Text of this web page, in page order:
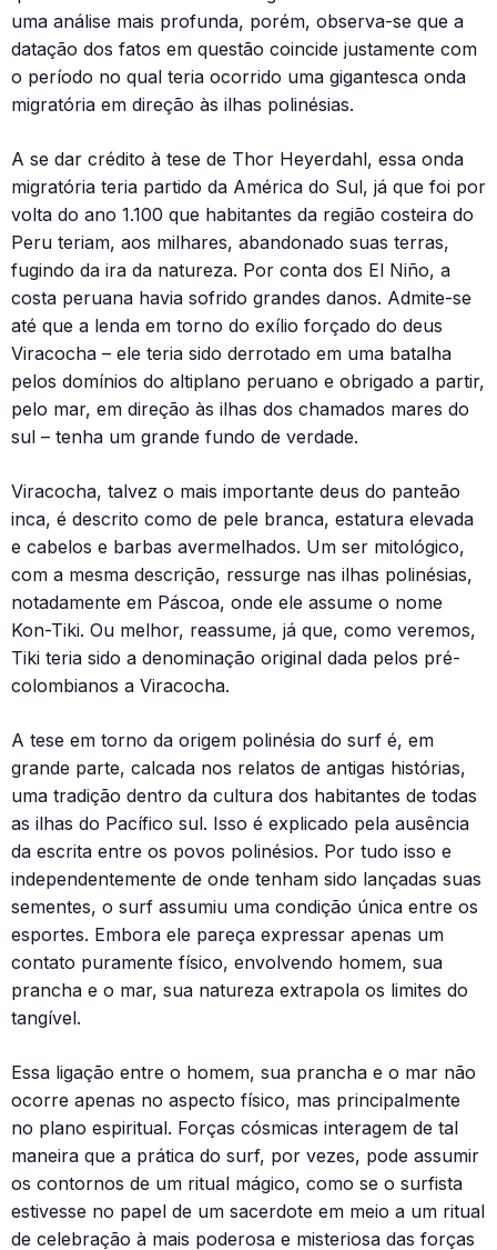
uma análise mais profunda, porém, observa-se que a
datação dos fatos em questão coincide justamente com
o período no qual teria ocorrido uma gigantesca onda
migratória em direção às ilhas polinésias.
A se dar crédito à tese de Thor Heyerdahl, essa onda
migratória teria partido da América do Sul, já que foi por
volta do ano 1.100 que habitantes da região costeira do
Peru teriam, aos milhares, abandonado suas terras,
fugindo da ira da natureza. Por conta dos El Niño, a
costa peruana havia sofrido grandes danos. Admite-se
até que a lenda em torno do exílio forçado do deus
Viracocha – ele teria sido derrotado em uma batalha
pelos domínios do altiplano peruano e obrigado a partir,
pelo mar, em direção às ilhas dos chamados mares do
sul – tenha um grande fundo de verdade.
Viracocha, talvez o mais importante deus do panteão
inca, é descrito como de pele branca, estatura elevada
e cabelos e barbas avermelhados. Um ser mitológico,
com a mesma descrição, ressurge nas ilhas polinésias,
notadamente em Páscoa, onde ele assume o nome
Kon-Tiki. Ou melhor, reassume, já que, como veremos,
Tiki teria sido a denominação original dada pelos pré-
colombianos a Viracocha.
A tese em torno da origem polinésia do surf é, em
grande parte, calcada nos relatos de antigas histórias,
uma tradição dentro da cultura dos habitantes de todas
as ilhas do Pacífico sul. Isso é explicado pela ausência
da escrita entre os povos polinésios. Por tudo isso e
independentemente de onde tenham sido lançadas suas
sementes, o surf assumiu uma condição única entre os
esportes. Embora ele pareça expressar apenas um
contato puramente físico, envolvendo homem, sua
prancha e o mar, sua natureza extrapola os limites do
tangível.
Essa ligação entre o homem, sua prancha e o mar não
ocorre apenas no aspecto físico, mas principalmente
no plano espiritual. Forças cósmicas interagem de tal
maneira que a prática do surf, por vezes, pode assumir
os contornos de um ritual mágico, como se o surfista
estivesse no papel de um sacerdote em meio a um ritual
de celebração à mais poderosa e misteriosa das forças